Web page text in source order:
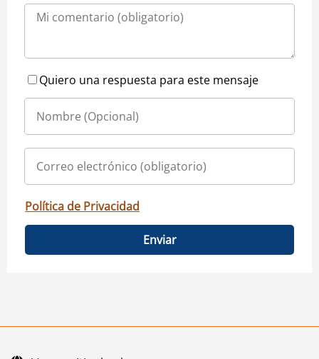
Quiero una respuesta para este mensaje
Política de Privacidad
Enviar